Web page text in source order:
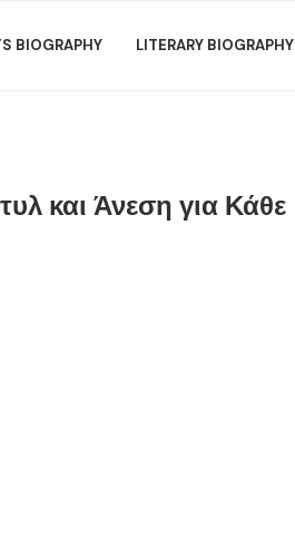
BIOGRAPHY LITERARY BIOGRAPHY
και Άνεση για Κάθε